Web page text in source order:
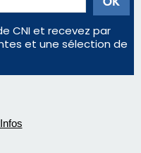
Corse 2026
premières loges
pas avant 2081
de limites…